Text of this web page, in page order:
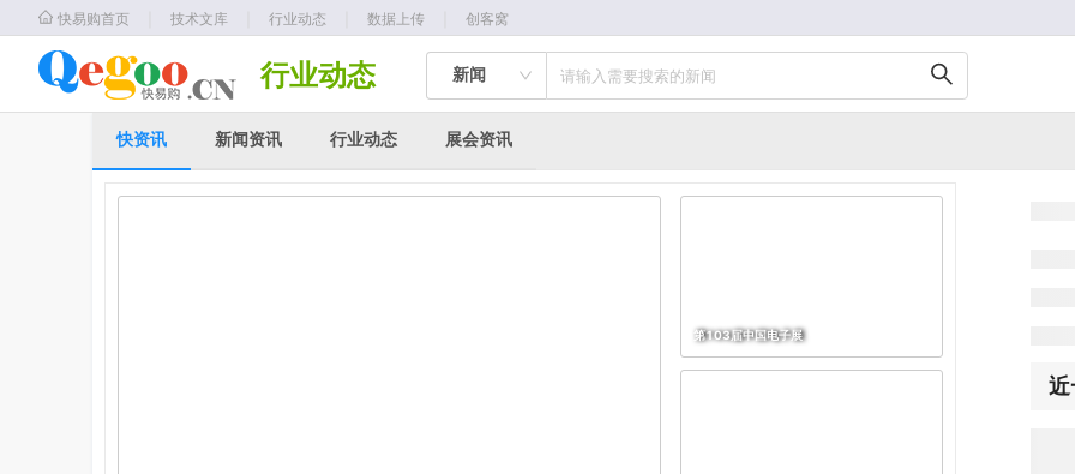
快易购首页 技术文库 行业动态 数据上传 创客窝
行业动态 新闻 请输入需要搜索的新闻
快资讯 新闻资讯 行业动态 展会资讯
第103届中国电子展
近